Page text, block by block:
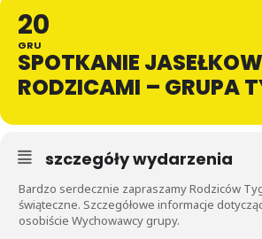
20
GRU
SPOTKANIE
RODZICAMI – GRUPA
szczegóły wydarzenia
Bardzo serdecznie zapraszamy Rodziców
świąteczne. Szczegółowe informacje
osobiście Wychowawcy grupy.